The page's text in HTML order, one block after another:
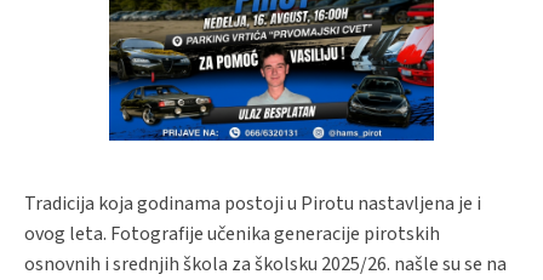
Tradicija koja godinama postoji u Pirotu nastavljena je i
ovog leta. Fotografije učenika generacije pirotskih
osnovnih i srednjih škola za školsku 2025/26. našle su se na